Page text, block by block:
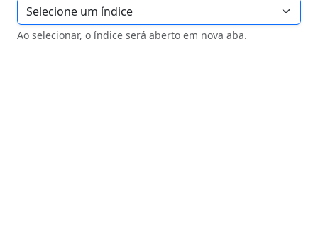
Ao selecionar, o índice será aberto em nova aba.